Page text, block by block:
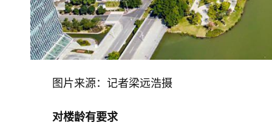
图片来源：记者梁远浩摄
对楼龄有要求